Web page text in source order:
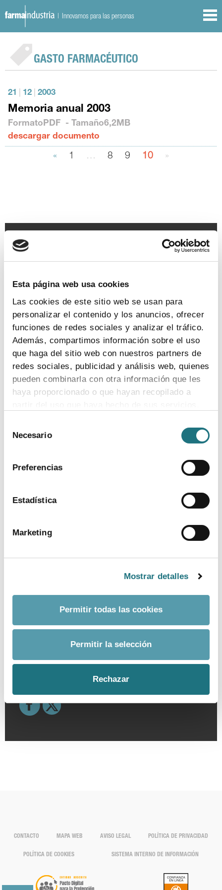
Esta página web usa cookies
Las cookies de este sitio web se usan para
personalizar el contenido y los anuncios, ofrecer
funciones de redes sociales y analizar el tráfico.
Además, compartimos información sobre el uso
que haga del sitio web con nuestros partners de
redes sociales, publicidad y análisis web, quienes
pueden combinarla con otra información que les
haya proporcionado o que hayan recopilado a
Para más información puede acceder a nuestra
Necesario
Preferencias
Estadística
Marketing
Mostrar detalles
Permitir todas las cookies
Permitir la selección
Rechazar
| Innovamos para las personas
GASTO FARMACÉUTICO
21 12 2003
Memoria anual 2003
FormatoPDF - Tamaño6,2MB
descargar documento
« 1 … 8 9 10 »
TEMAS
Coronavirus Ensayos clínicos
Gasto farmacéutico
MedicamentosPacientes
DOCUMENTOS
Madrid, capital of the spanish pharmaceutical
industry
ver más
BANCO DE IMÁGENES
915 159 350
prensa@farmaindustria.es
CONTACTO MAPA WEB AVISO LEGAL POLÍTICA DE PRIVACIDAD
POLÍTICA DE COOKIES SISTEMA INTERNO DE INFORMACIÓN